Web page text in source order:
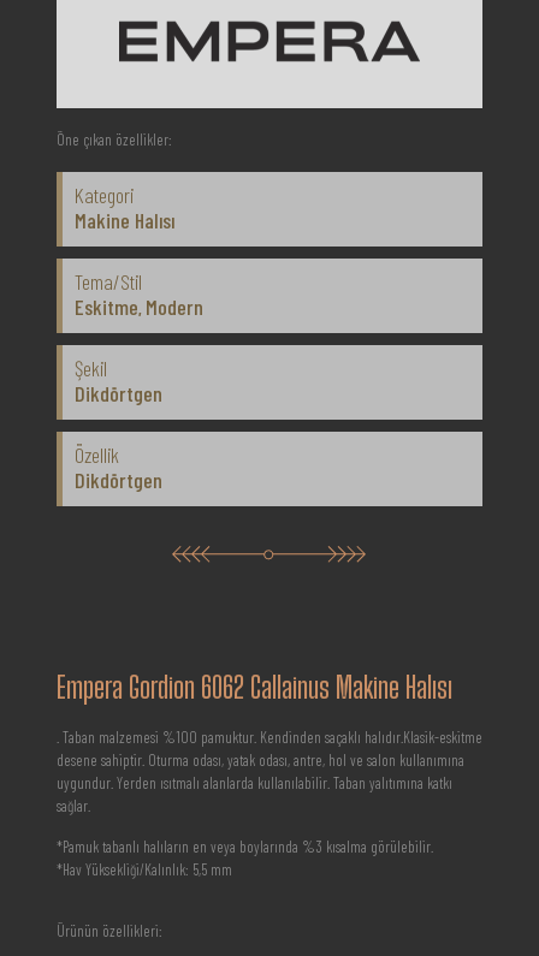
Öne çıkan özellikler:
Kategori
Makine Halısı
Tema/Stil
Eskitme, Modern
Şekil
Dikdörtgen
Özellik
Dikdörtgen
Empera Gordion 6062 Callainus Makine Halısı
. Taban malzemesi %100 pamuktur. Kendinden saçaklı halıdır.Klasik-eskitme
desene sahiptir. Oturma odası, yatak odası, antre, hol ve salon kullanımına
uygundur. Yerden ısıtmalı alanlarda kullanılabilir. Taban yalıtımına katkı
sağlar.
*Pamuk tabanlı halıların en veya boylarında %3 kısalma görülebilir.
*Hav Yüksekliği/Kalınlık: 5,5 mm
Ürünün özellikleri: